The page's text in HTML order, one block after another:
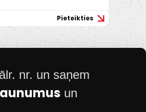
Pieteikties
nr. un saņem
un